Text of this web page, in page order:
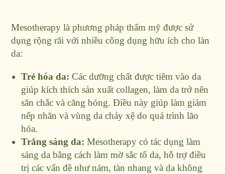
Mesotherapy là phương pháp thẩm mỹ được sử
dụng rộng rãi với nhiều công dụng hữu ích cho làn
da:
Trẻ hóa da: Các dưỡng chất được tiêm vào da
giúp kích thích sản xuất collagen, làm da trở nên
săn chắc và căng bóng. Điều này giúp làm giảm
nếp nhăn và vùng da chảy xệ do quá trình lão
hóa.
Trắng sáng da:Mesotherapy có tác dụng làm
sáng da bằng cách làm mờ sắc tố da, hỗ trợ điều
trị các vấn đề như nám, tàn nhang và da không